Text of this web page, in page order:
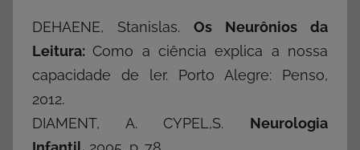
DEHAENE, Stanislas. Os Neurônios da
Leitura:Como a ciência explica a nossa
capacidade de ler. Porto Alegre: Penso,
2012.
DIAMENT, A. CYPEL,S. Neurologia